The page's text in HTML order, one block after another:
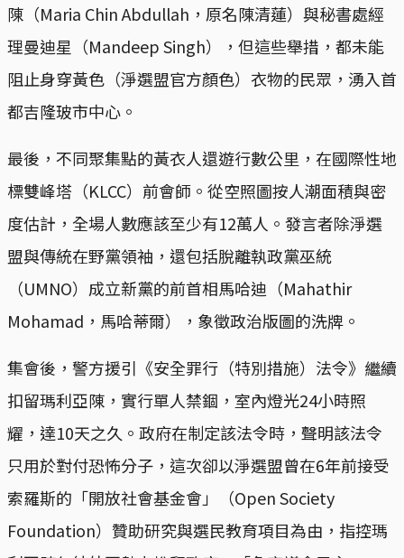
陳（Maria Chin Abdullah，原名陳清蓮）與秘書處經
理曼迪星（Mandeep Singh），但這些舉措，都未能
阻止身穿黃色（淨選盟官方顏色）衣物的民眾，湧入首
都吉隆玻市中心。
最後，不同聚集點的黃衣人還遊行數公里，在國際性地
標雙峰塔（KLCC）前會師。從空照圖按人潮面積與密
度估計，全場人數應該至少有12萬人。發言者除淨選
盟與傳統在野黨領袖，還包括脫離執政黨巫統
（UMNO）成立新黨的前首相馬哈迪（Mahathir
Mohamad，馬哈蒂爾），象徵政治版圖的洗牌。
集會後，警方援引《安全罪行（特別措施）法令》繼續
扣留瑪利亞陳，實行單人禁錮，室內燈光24小時照
耀，達10天之久。政府在制定該法令時，聲明該法令
只用於對付恐怖分子，這次卻以淨選盟曾在6年前接受
索羅斯的「開放社會基金會」（Open Society
Foundation）贊助研究與選民教育項目為由，指控瑪